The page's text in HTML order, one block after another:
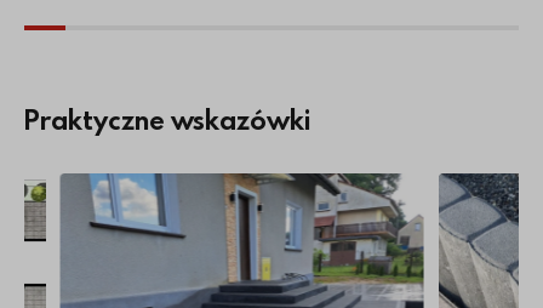
Praktyczne wskazówki
brukowej
Więcej o Jak zrobić schody z krawężników?
Więcej o